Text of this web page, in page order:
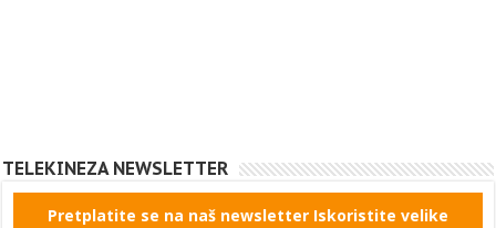
TELEKINEZA NEWSLETTER
Pretplatite se na naš newsletter Iskoristite velike